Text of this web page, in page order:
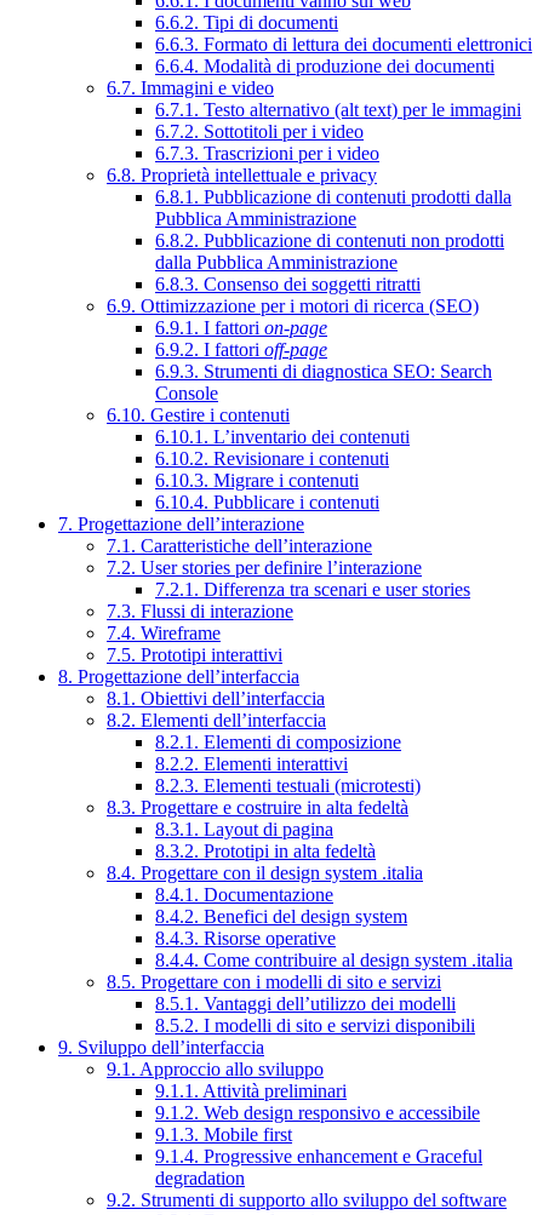
6.6.2. Tipi di documenti
6.6.3. Formato di lettura dei documenti elettronici
6.6.4. Modalità di produzione dei documenti
6.7. Immagini e video
6.7.1. Testo alternativo (alt text) per le immagini
6.7.2. Sottotitoli per i video
6.7.3. Trascrizioni per i video
6.8. Proprietà intellettuale e privacy
6.8.1. Pubblicazione di contenuti prodotti dalla
Pubblica Amministrazione
6.8.2. Pubblicazione di contenuti non prodotti
dalla Pubblica Amministrazione
6.8.3. Consenso dei soggetti ritratti
6.9. Ottimizzazione per i motori di ricerca (SEO)
6.9.1. I fattori on-page
6.9.2. I fattori off-page
6.9.3. Strumenti di diagnostica SEO: Search
Console
6.10. Gestire i contenuti
6.10.1. L’inventario dei contenuti
6.10.2. Revisionare i contenuti
6.10.3. Migrare i contenuti
6.10.4. Pubblicare i contenuti
7. Progettazione dell’interazione
7.1. Caratteristiche dell’interazione
7.2. User stories per definire l’interazione
7.2.1. Differenza tra scenari e user stories
7.3. Flussi di interazione
7.4. Wireframe
7.5. Prototipi interattivi
8. Progettazione dell’interfaccia
8.1. Obiettivi dell’interfaccia
8.2. Elementi dell’interfaccia
8.2.1. Elementi di composizione
8.2.2. Elementi interattivi
8.2.3. Elementi testuali (microtesti)
8.3. Progettare e costruire in alta fedeltà
8.3.1. Layout di pagina
8.3.2. Prototipi in alta fedeltà
8.4. Progettare con il design system .italia
8.4.1. Documentazione
8.4.2. Benefici del design system
8.4.3. Risorse operative
8.4.4. Come contribuire al design system .italia
8.5. Progettare con i modelli di sito e servizi
8.5.1. Vantaggi dell’utilizzo dei modelli
8.5.2. I modelli di sito e servizi disponibili
9. Sviluppo dell’interfaccia
9.1. Approccio allo sviluppo
9.1.1. Attività preliminari
9.1.2. Web design responsivo e accessibile
9.1.3. Mobile first
9.1.4. Progressive enhancement e Graceful
degradation
9.2. Strumenti di supporto allo sviluppo del software